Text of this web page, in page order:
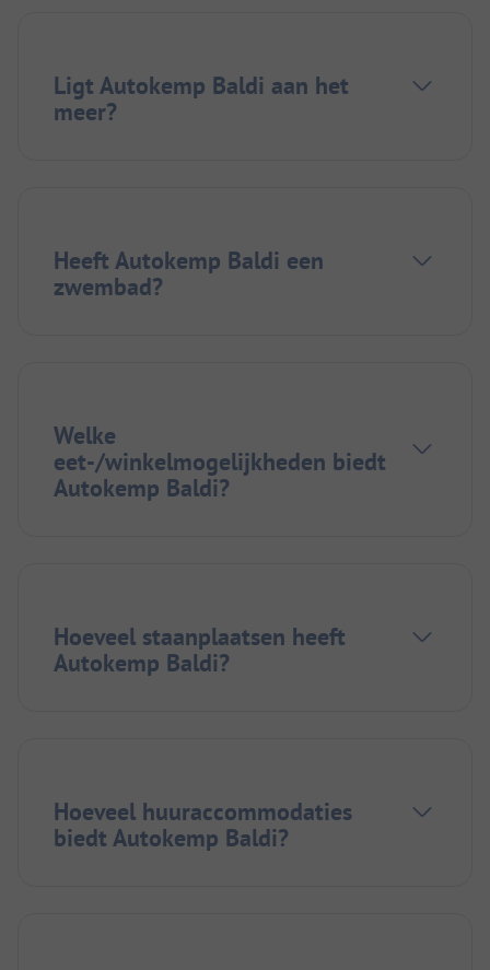
Ligt Autokemp Baldi aan het
meer?
Heeft Autokemp Baldi een
zwembad?
Welke
eet-/winkelmogelijkheden biedt
Autokemp Baldi?
Hoeveel staanplaatsen heeft
Autokemp Baldi?
Hoeveel huuraccommodaties
biedt Autokemp Baldi?